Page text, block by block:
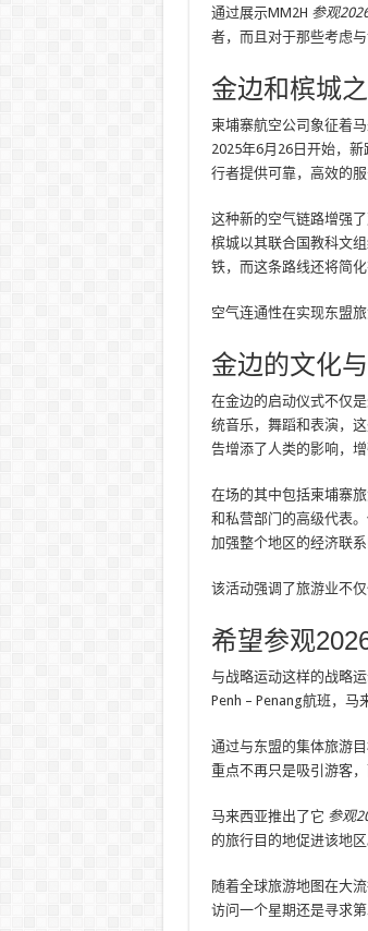
通过展示MM2H 参观
者，而且对于那些考虑
金边和槟城
柬埔寨航空公司象征着
2025年6月26日开始，
行者提供可靠，高效的服
这种新的空气链路增强
槟城以其联合国教科文
铁，而这条路线还将简
空气连通性在实现东盟
金边的文化
在金边的启动仪式不仅
统音乐，舞蹈和表演，
告增添了人类的影响，
在场的其中包括柬埔寨
和私营部门的高级代表
加强整个地区的经济联系
该活动强调了旅游业不
希望参观
与战略运动这样的战略
Penh – Penang航班，马
通过与东盟的集体旅游
重点不再只是吸引游客
马来西亚推出了它 参观
的旅行目的地促进该地
随着全球旅游地图在大
访问一个星期还是寻求